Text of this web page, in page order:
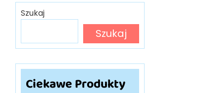
Szukaj
Szukaj
Ciekawe Produkty